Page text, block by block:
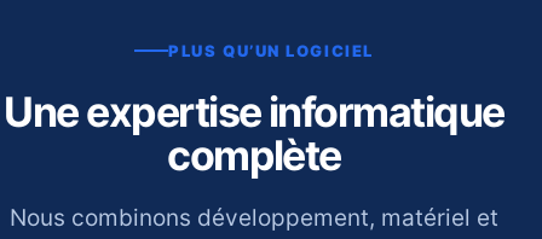
PLUS QU’UN LOGICIEL
Une expertise informatique
complète
Nous combinons développement, matériel et